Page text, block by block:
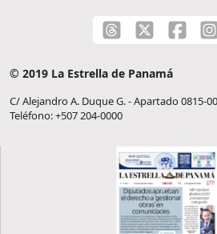
© 2019 La Estrella de Panamá
C/ Alejandro A. Duque G. - Apartado 0815-
Teléfono: +507 204-0000